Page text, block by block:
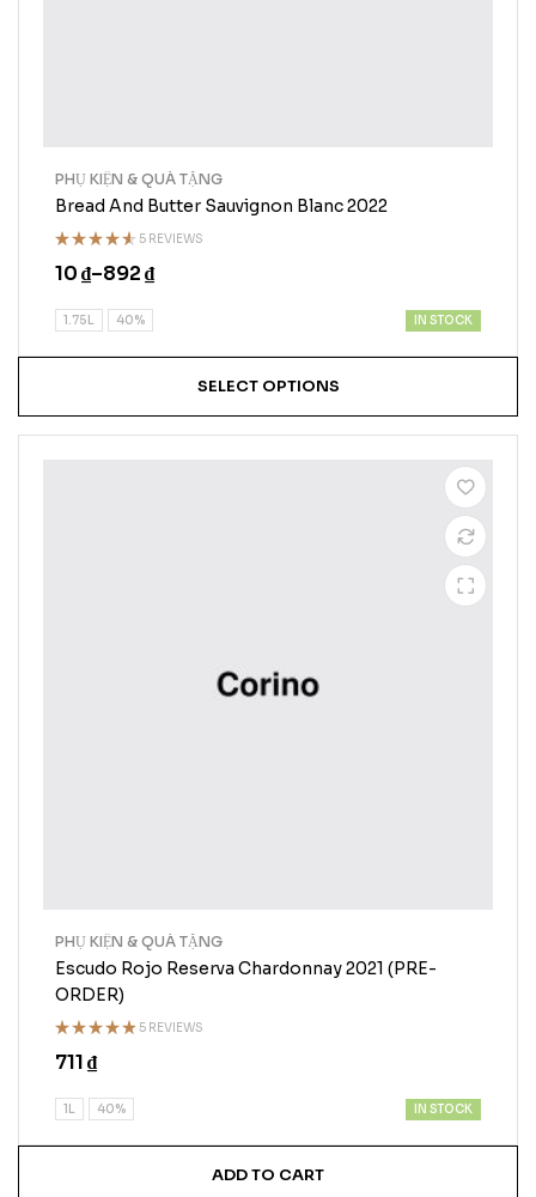
Bread And Butter Sauvignon Blanc 2022
Rated
4.50out
5 REVIEWS
PHỤ KIỆN & QUÀ TẶNG
10₫–892₫
1.75L 40% IN STOCK
SELECT OPTIONS
Escudo Rojo Reserva Chardonnay 2021 (PRE-
ORDER)
Rated
4.75out
5 REVIEWS
PHỤ KIỆN & QUÀ TẶNG
711₫
1L 40% IN STOCK
ADD TO CART